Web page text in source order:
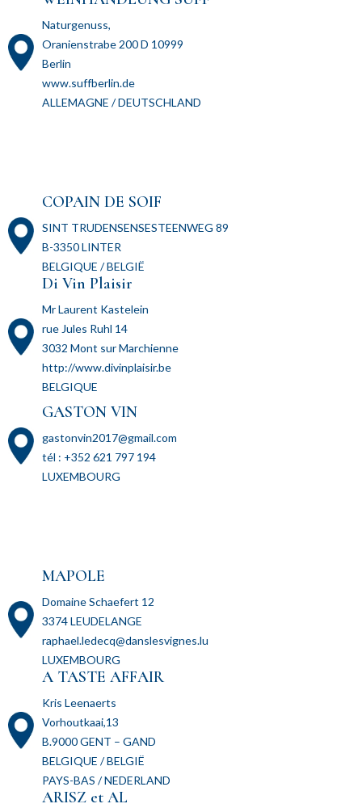
Naturgenuss,
Oranienstrabe 200 D 10999
Berlin
www.suffberlin.de
ALLEMAGNE / DEUTSCHLAND
COPAIN DE SOIF
SINT TRUDENSENSESTEENWEG 89
B-3350 LINTER
BELGIQUE / BELGIË
Di Vin Plaisir
Mr Laurent Kastelein
rue Jules Ruhl 14
3032 Mont sur Marchienne
http://www.divinplaisir.be
BELGIQUE
GASTON VIN
gastonvin2017@gmail.com
tél : +352 621 797 194
LUXEMBOURG
MAPOLE
Domaine Schaefert 12
3374 LEUDELANGE
raphael.ledecq@danslesvignes.lu
LUXEMBOURG
A TASTE AFFAIR
Kris Leenaerts
Vorhoutkaai,13
B.9000 GENT – GAND
BELGIQUE / BELGIË
PAYS-BAS / NEDERLAND
ARISZ et AL